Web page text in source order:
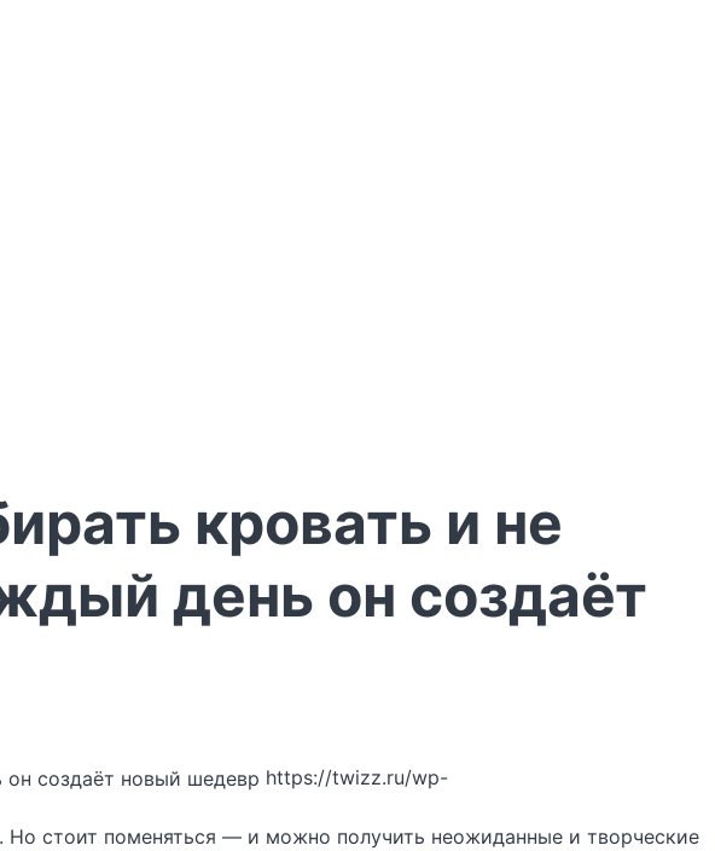
кровать и не
день он создаёт
https://twizz.ru/wp-
стоит поменяться — и можно получить неожиданные и творческие